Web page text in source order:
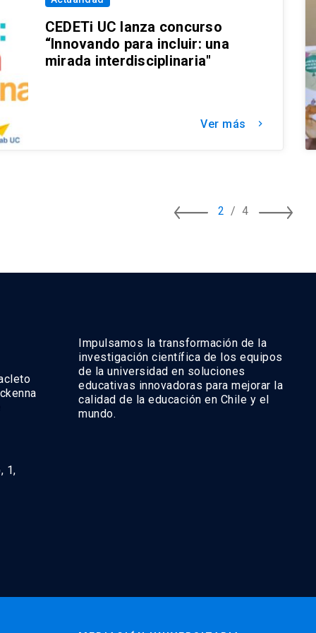
CEDETi UC lanza concurso
“Innovando para incluir: una
mirada interdisciplinaria"
Ver más keyboard_arrow_right
2 / 4
1,
Impulsamos la transformación de la
investigación científica de los equipos
de la universidad en soluciones
educativas innovadoras para mejorar la
calidad de la educación en Chile y el
mundo.